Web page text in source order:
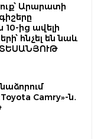
Արարատի
10-ից ավելի
հնչել են նաև
Camry»-ն․